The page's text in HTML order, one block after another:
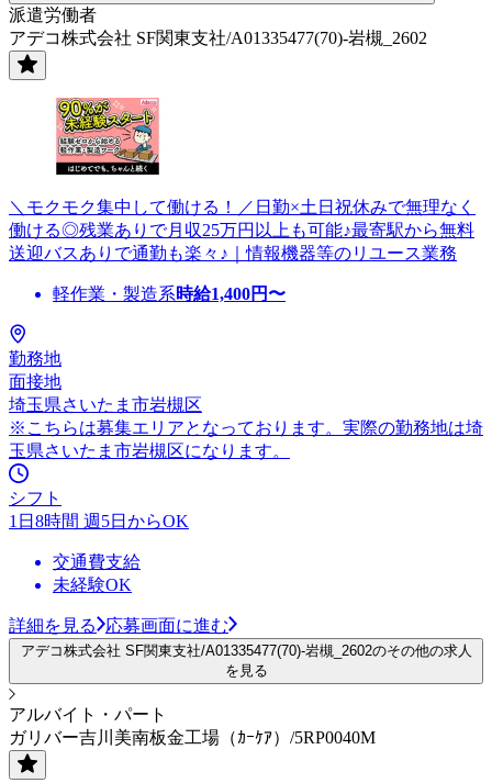
派遣労働者
アデコ株式会社 SF関東支社/A01335477(70)-岩槻_2602
＼モクモク集中して働ける！／日勤×土日祝休みで無理なく
働ける◎残業ありで月収25万円以上も可能♪最寄駅から無料
送迎バスありで通勤も楽々♪｜情報機器等のリユース業務
軽作業・製造系時給1,400円〜
勤務地
面接地
埼玉県さいたま市岩槻区
※こちらは募集エリアとなっております。実際の勤務地は埼
玉県さいたま市岩槻区になります。
シフト
1日8時間 週5日からOK
交通費支給
未経験OK
詳細を見る 応募画面に進む
アデコ株式会社 SF関東支社/A01335477(70)-岩槻_2602のその他の求人
を見る
アルバイト・パート
ガリバー吉川美南板金工場（ｶｰｹｱ）/5RP0040M